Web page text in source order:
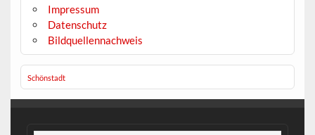
Impressum
Datenschutz
Bildquellennachweis
Schönstadt